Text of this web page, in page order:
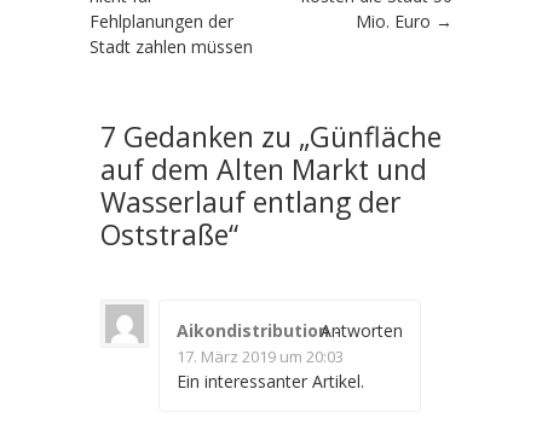
Fehlplanungen der
Stadt zahlen müssen
Mio. Euro →
7 Gedanken zu „Günfläche
auf dem Alten Markt und
Wasserlauf entlang der
Oststraße“
Aikondistribution-
17. März 2019 um 20:03
Ein interessanter Artikel.
Antworten